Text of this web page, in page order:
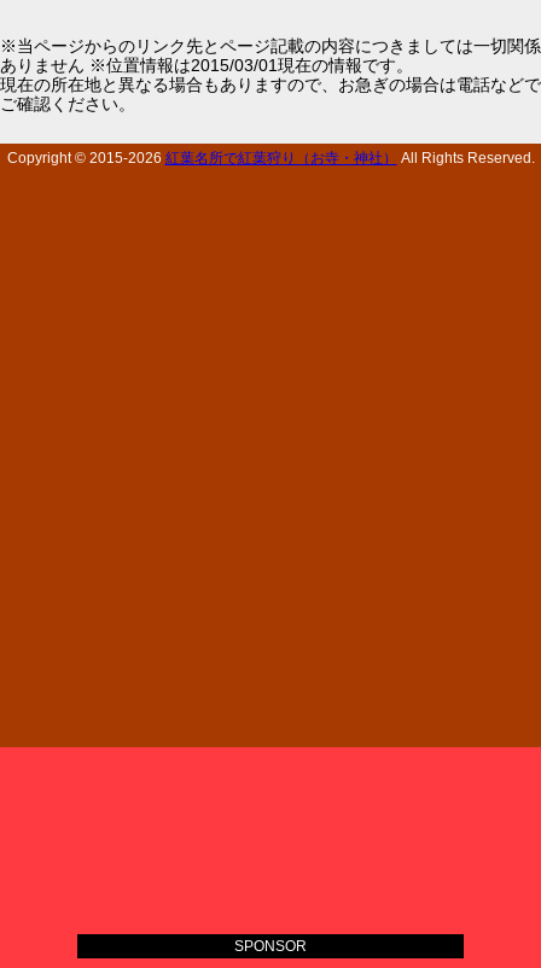
※当ページからのリンク先とページ記載の内容につきましては一切関係
ありません ※位置情報は2015/03/01現在の情報です。
現在の所在地と異なる場合もありますので、お急ぎの場合は電話などで
ご確認ください。
Copyright © 2015-2026 紅葉名所で紅葉狩り（お寺・神社） All Rights Reserved.
SPONSOR